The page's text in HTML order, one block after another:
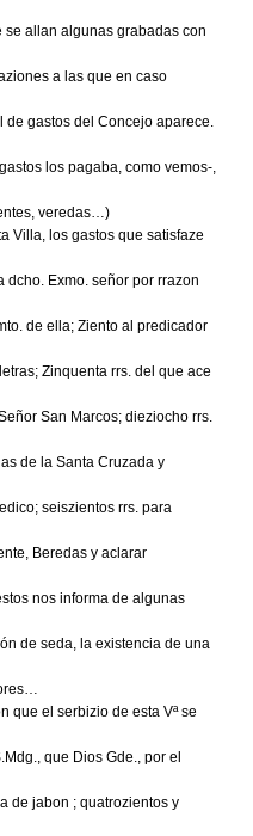
allan algunas grabadas con
a las que en caso
de gastos del Concejo aparece.
los pagaba, como vemos-,
veredas…)
Villa, los gastos que satisfaze
Exmo. señor por rrazon
de ella; Ziento al predicador
Zinquenta rrs. del que ace
San Marcos; dieziocho rrs.
de la Santa Cruzada y
seiszientos rrs. para
Beredas y aclarar
nos informa de algunas
de seda, la existencia de una
que el serbizio de esta Vª se
que Dios Gde., por el
de jabon ; quatrozientos y